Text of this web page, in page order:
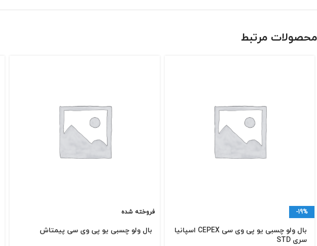
محصولات مرتبط
-19%
بال ولو چسبی یو پی وی سی CEPEX اسپانیا
سری STD
فروخته شده
بال ولو چسبی یو پی وی سی پیمتاش